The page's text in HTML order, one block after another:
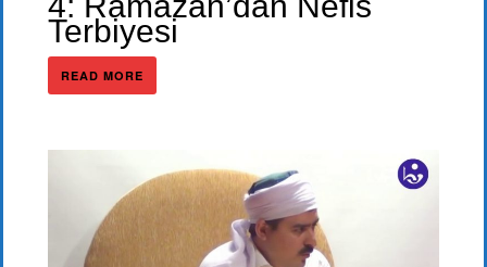
Terbiyesi
READ MORE